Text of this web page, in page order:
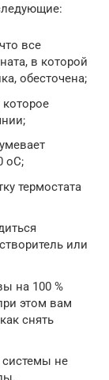
все
в которой
обесточена;
которое
оС;
термостата
или
на 100 %
этом вам
снять
системы не